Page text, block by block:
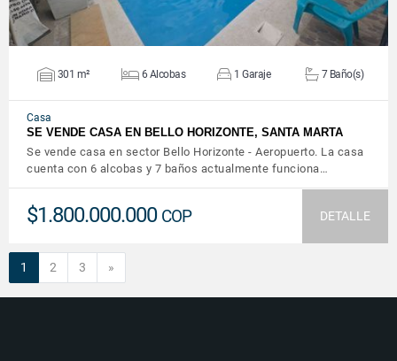
301 m² 6 Alcobas 1 Garaje 7 Baño(s)
Casa
SE VENDE CASA EN BELLO HORIZONTE, SANTA MARTA
Se vende casa en sector Bello Horizonte - Aeropuerto. La casa
cuenta con 6 alcobas y 7 baños actualmente funciona…
$1.800.000.000 COP DETALLE
1 2 3 »